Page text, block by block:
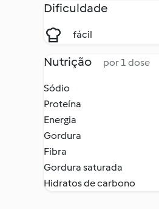
Dificuldade
fácil
Nutrição por 1 dose
Sódio
Proteína
Energia
Gordura
Fibra
Gordura saturada
Hidratos de carbono